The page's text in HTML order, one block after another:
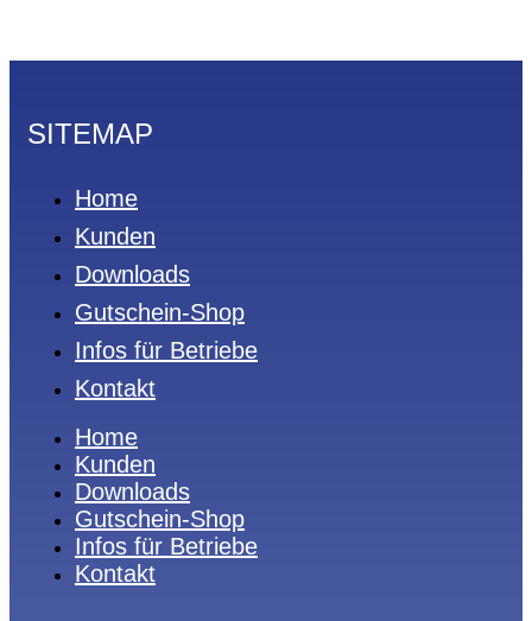
SITEMAP
Home
Kunden
Downloads
Gutschein-Shop
Infos für Betriebe
Kontakt
Home
Kunden
Downloads
Gutschein-Shop
Infos für Betriebe
Kontakt